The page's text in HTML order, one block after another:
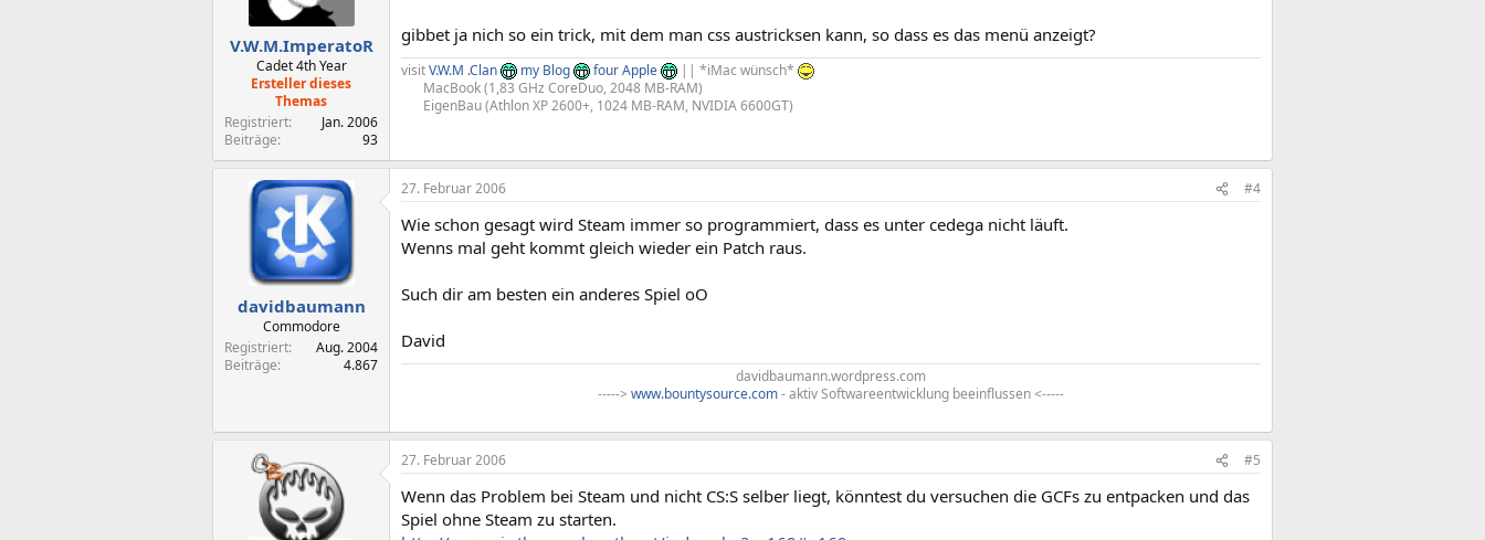
V.W.M.ImperatoR
Cadet 4th Year
Ersteller dieses
Themas
Registriert
Jan. 2006
Beiträge
93
gibbet ja nich so ein trick, mit dem man css austricksen kann, so dass es das menü anzeigt?
visitV.W.M .Clan my Blog four Apple
|| *iMac wünsch*
MacBook (1,83 GHz CoreDuo, 2048 MB-RAM)​
EigenBau (Athlon XP 2600+, 1024 MB-RAM, NVIDIA 6600GT)​
davidbaumann
Commodore
Registriert
Aug. 2004
Beiträge
4.867
27. Februar 2006 #4
Wie schon gesagt wird Steam immer so programmiert, dass es unter cedega nicht läuft.
Wenns mal geht kommt gleich wieder ein Patch raus.
Such dir am besten ein anderes Spiel oO
David
davidbaumann.wordpress.com
-----> www.bountysource.com- aktiv Softwareentwicklung beeinflussen <-----
27. Februar 2006 #5
Wenn das Problem bei Steam und nicht CS:S selber liegt, könntest du versuchen die GCFs zu entpacken und das
Spiel ohne Steam zu starten.